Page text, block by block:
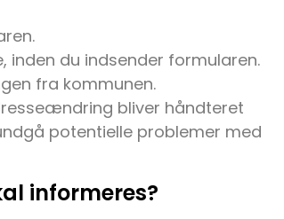
inden du indsender formularen.
fra kommunen.
bliver håndteret
potentielle problemer med
informeres?